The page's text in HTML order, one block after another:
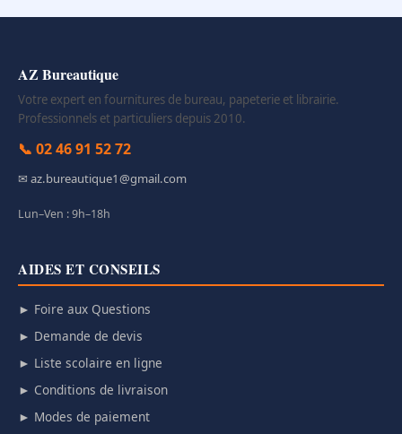
AZ Bureautique
Votre expert en fournitures de bureau, papeterie et librairie.
Professionnels et particuliers depuis 2010.
📞 02 46 91 52 72
✉ az.bureautique1@gmail.com
Lun–Ven : 9h–18h
AIDES ET CONSEILS
► Foire aux Questions
► Demande de devis
► Liste scolaire en ligne
► Conditions de livraison
► Modes de paiement